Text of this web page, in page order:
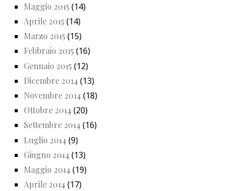
Maggio 2015 (14)
Aprile 2015 (14)
Marzo 2015 (15)
Febbraio 2015 (16)
Gennaio 2015 (12)
Dicembre 2014 (13)
Novembre 2014 (18)
Ottobre 2014 (20)
Settembre 2014 (16)
Luglio 2014 (9)
Giugno 2014 (13)
Maggio 2014 (19)
Aprile 2014 (17)